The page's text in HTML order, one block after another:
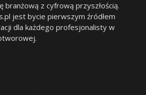
branżową z cyfrową przyszłością.
jest bycie pierwszym źródłem
dla każdego profesjonalisty w